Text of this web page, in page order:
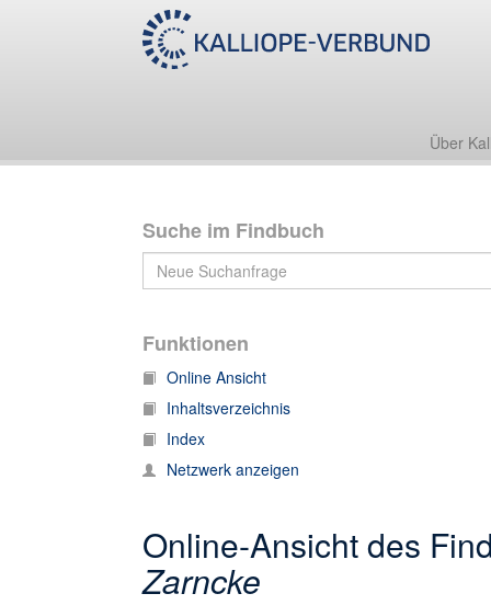
Über
Suche im Findbuch
Funktionen
Online Ansicht
Inhaltsverzeichnis
Index
Netzwerk anzeigen
Online-Ansicht des
Zarncke
Nachlass Friedrich Zarncke
2. Werke